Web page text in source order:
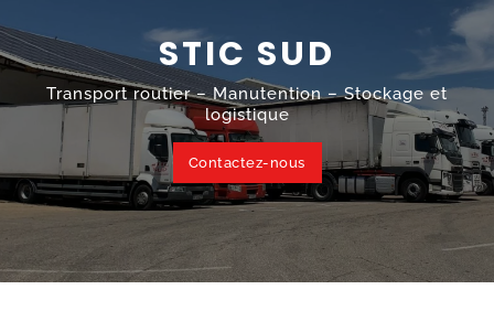
STIC SUD
Transport routier – Manutention – Stockage et
logistique
Contactez-nous